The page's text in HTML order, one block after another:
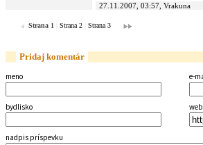
27.11.2007, 03:57, Vrakuna
Strana 1 Strana 2 Strana 3
Pridaj komentár
meno
bydlisko
e-
nadpis príspevku